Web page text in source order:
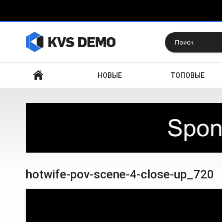
НОВЫЕ ТОПОВЫЕ
hotwife-pov-scene-4-close-up_720